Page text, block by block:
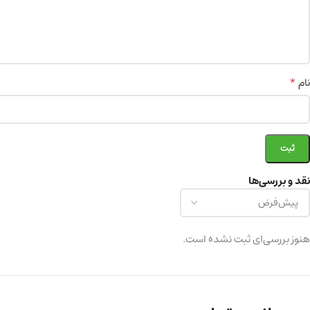
نقد و بررسی‌ها
هنوز بررسی‌ای ثبت نشده است.
نام*